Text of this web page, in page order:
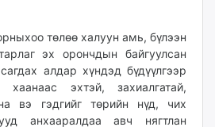
төлөө халуун амь, бүлээн
эх орончдын байгуулсан
алдар хүндэд бүдүүлгээр
эхтэй, захиалгатай,
вэ гэдгийг төрийн нүд, чих
анхааралдаа авч нягтлан